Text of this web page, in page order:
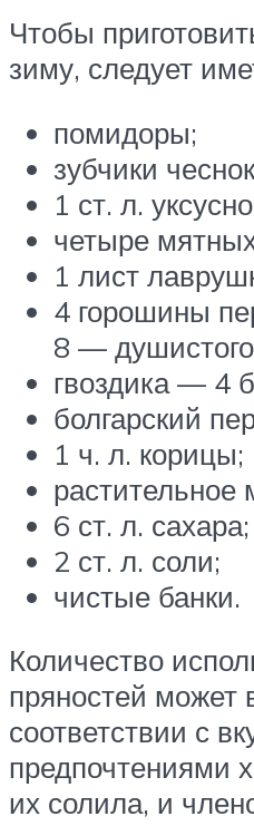
Чтобы
зиму, следует
помидоры;
зубчики
1 ст. л.
четыре
1 лист
4 горошины
8 —
гвоздика — 4
болгарский
1 ч. л. корицы;
растительное
6 ст. л. сахара;
2 ст. л. соли;
чистые банки.
Количество
пряностей может
соответствии с
предпочтениями
их солила, и